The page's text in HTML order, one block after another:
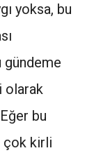
yoksa, bu
gündeme
olarak
bu
çok kirli